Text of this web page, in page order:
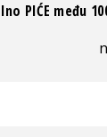
PIĆE među